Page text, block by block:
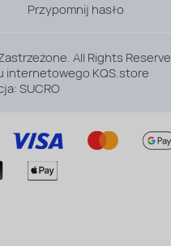
Przypomnij hasło
All Rights
internetowego KQS.store
SUCRO